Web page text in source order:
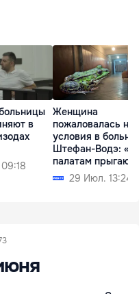
в
Женщина
пожаловалась на
условия в
Штефан-Водэ:
палатам прыгают
лягушки»
29 Июл. 13:24